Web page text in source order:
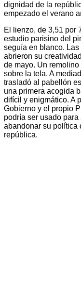
dignidad de la
empezado el verano
El lienzo, de 3,51 por
estudio parisino del
seguía en blanco.
abrieron su
de mayo. Un
sobre la tela. A
trasladó al pabellón
una primera acogida
difícil y enigmático. A
Gobierno y el propio
podría ser usado
abandonar su política
república.